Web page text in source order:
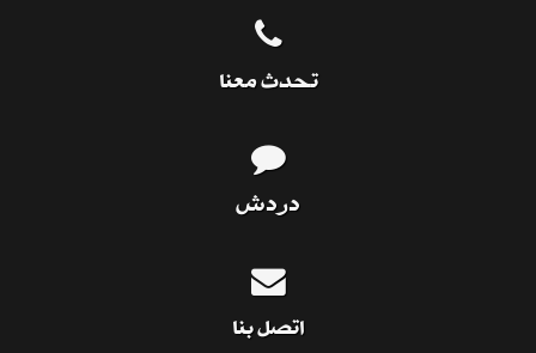
تحدث معنا
دردش
اتصل بنا